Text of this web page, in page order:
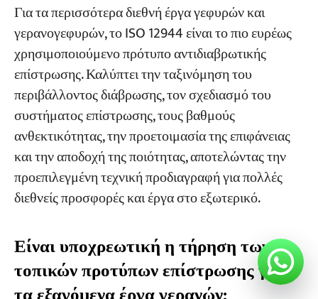
Για τα περισσότερα διεθνή έργα γεφυρών και
γερανογεφυρών, το ISO 12944 είναι το πιο ευρέως
χρησιμοποιούμενο πρότυπο αντιδιαβρωτικής
επίστρωσης. Καλύπτει την ταξινόμηση του
περιβάλλοντος διάβρωσης, τον σχεδιασμό του
συστήματος επίστρωσης, τους βαθμούς
ανθεκτικότητας, την προετοιμασία της επιφάνειας
και την αποδοχή της ποιότητας, αποτελώντας την
προεπιλεγμένη τεχνική προδιαγραφή για πολλές
διεθνείς προσφορές και έργα στο εξωτερικό.
Είναι υποχρεωτική η τήρηση των
τοπικών προτύπων επίστρωσης για